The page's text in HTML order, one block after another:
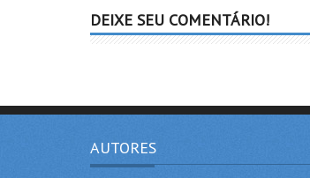
DEIXE SEU COMENTÁRIO!
AUTORES